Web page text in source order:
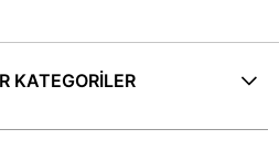
KATEGORİLER